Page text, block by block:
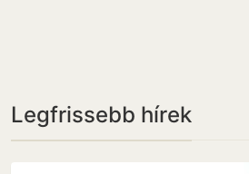
Legfrissebb hírek